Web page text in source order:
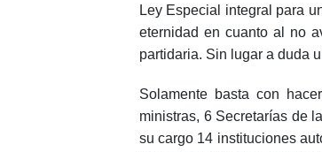
Ley Especial integral para
eternidad en cuanto al no
partidaria. Sin lugar a duda
Solamente basta con
ministras, 6 Secretarías de
su cargo 14 instituciones